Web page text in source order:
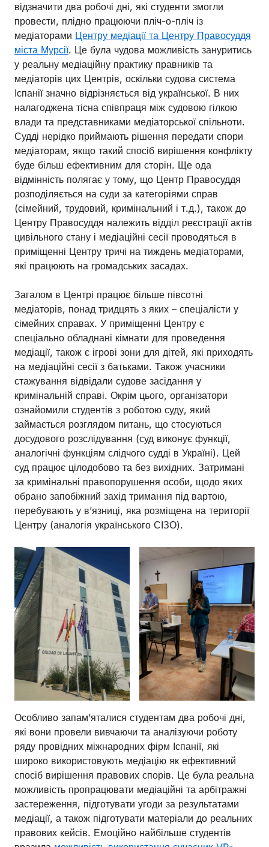
відзначити два робочі дні, які студенти змогли
провести, плідно працюючи пліч-о-пліч із
медіаторами Центру медіації та Центру Правосуддя
міста Мурсії. Це була чудова можливість зануритись
у реальну медіаційну практику правників та
медіаторів цих Центрів, оскільки судова система
Іспанії значно відрізняється від української. В них
налагоджена тісна співпраця між судовою гілкою
влади та представниками медіаторської спільноти.
Судді нерідко приймають рішення передати спори
медіаторам, якщо такий спосіб вирішення конфлікту
буде більш ефективним для сторін. Ще ода
відмінність полягає у тому, що Центр Правосуддя
розподіляється на суди за категоріями справ
(сімейний, трудовий, кримінальний і т.д.), також до
Центру Правосуддя належить відділ реєстрації актів
цивільного стану і медіаційні сесії проводяться в
приміщенні Центру тричі на тиждень медіаторами,
які працюють на громадських засадах.
Загалом в Центрі працює більше півсотні
медіаторів, понад тридцять з яких – спеціалісти у
сімейних справах. У приміщенні Центру є
спеціально обладнані кімнати для проведення
медіації, також є ігрові зони для дітей, які приходять
на медіаційні сесії з батьками. Також учасники
стажування відвідали судове засідання у
кримінальній справі. Окрім цього, організатори
ознайомили студентів з роботою суду, який
займається розглядом питань, що стосуються
досудового розслідування (суд виконує функції,
аналогічні функціям слідчого судді в Україні). Цей
суд працює цілодобово та без вихідних. Затримані
за кримінальні правопорушення особи, щодо яких
обрано запобіжний захід тримання під вартою,
перебувають у в’язниці, яка розміщена на території
Центру (аналогія українського СІЗО).
Особливо запам’яталися студентам два робочі дні,
які вони провели вивчаючи та аналізуючи роботу
ряду провідних міжнародних фірм Іспанії, які
широко використовують медіацію як ефективний
спосіб вирішення правових спорів. Це була реальна
можливість пропрацювати медіаційні та арбітражні
застереження, підготувати угоди за результатами
медіації, а також підготувати матеріали до реальних
правових кейсів. Емоційно найбільше студентів